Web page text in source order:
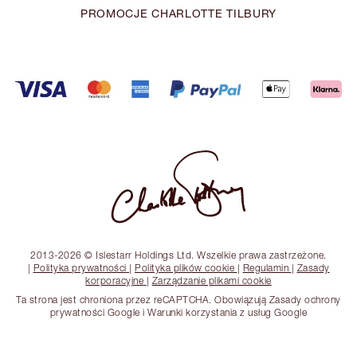
PROMOCJE CHARLOTTE TILBURY
2013-2026 © Islestarr Holdings Ltd. Wszelkie prawa zastrzeżone.
| Polityka prywatności | Polityka plików cookie | Regulamin | Zasady
korporacyjne | Zarządzanie plikami cookie
Ta strona jest chroniona przez reCAPTCHA. Obowiązują Zasady ochrony
prywatności Google i Warunki korzystania z usług Google